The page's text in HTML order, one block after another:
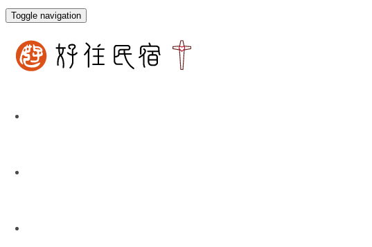
Toggle navigation